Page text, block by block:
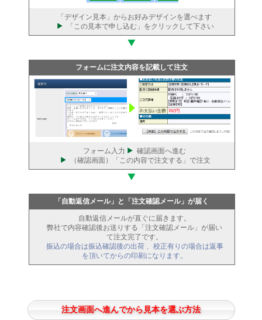
見本を選んで注文フォームへ移動
「デザイン見本」からお好みデザインを選べます
「この見本で申し込む」をクリックして下さい
フォームに注文内容を記載して注文
フォーム入力
確認画面へ進む
（確認画面）「この内容で注文する」で注文
弊社で内容確認後お送りする「注文確認メール」が届い
て注文完了です。
振込の場合は振込確認後の出荷 、校正有りの場合は返事